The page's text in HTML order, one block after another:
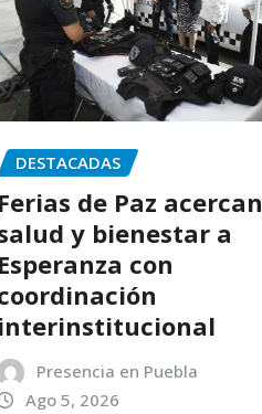
DESTACADAS
Ferias de Paz acercan
y bienestar a
Esperanza con
interinstitucional
Presencia en Puebla
Ago 5, 2026